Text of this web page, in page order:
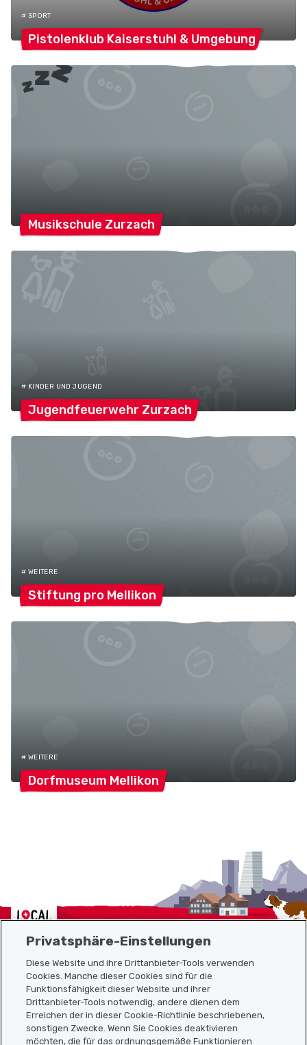
# SPORT
Pistolenklub Kaiserstuhl & Umgebung
Musikschule Zurzach
# KINDER UND JUGEND
Jugendfeuerwehr Zurzach
# WEITERE
Stiftung pro Mellikon
# WEITERE
Dorfmuseum Mellikon
Localcities
Sitemap
Nützliche Links
Privatsphäre-Einstellungen
Diese Website und ihre Drittanbieter-Tools verwenden
Cookies. Manche dieser Cookies sind für die
Funktionsfähigkeit dieser Website und ihrer
Drittanbieter-Tools notwendig, andere dienen dem
Erreichen der in dieser Cookie-Richtlinie beschriebenen,
sonstigen Zwecke. Wenn Sie Cookies deaktivieren
möchten, die für das ordnungsgemäße Funktionieren